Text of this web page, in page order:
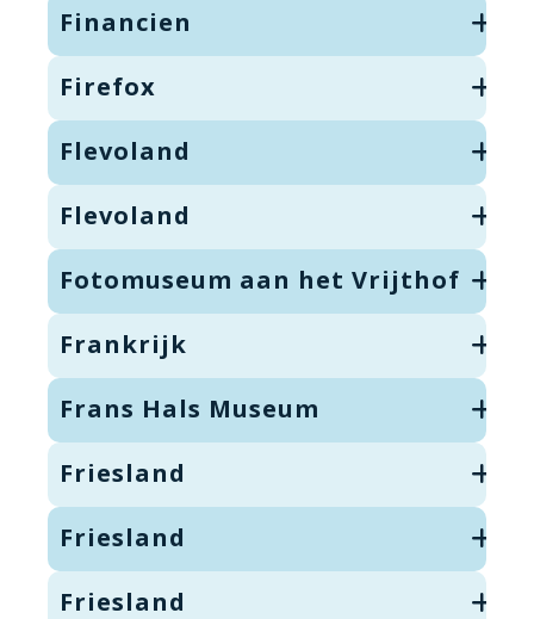
Financien
Firefox
Flevoland
Flevoland
Fotomuseum aan het Vrijthof
Frankrijk
Frans Hals Museum
Friesland
Friesland
Friesland